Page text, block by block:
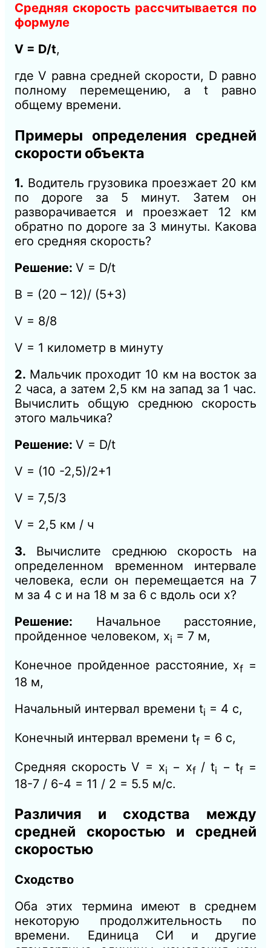
Средняя скорость рассчитывается по
формуле
V = D/t,
где V равна средней скорости, D равно
полному перемещению, а t равно
общему времени.
Примеры определения средней
скорости объекта
1. Водитель грузовика проезжает 20 км
по дороге за 5 минут. Затем он
разворачивается и проезжает 12 км
обратно по дороге за 3 минуты. Какова
его средняя скорость?
Решение: V = D/t
В = (20 – 12)/ (5+3)
V = 8/8
V = 1 километр в минуту
2. Мальчик проходит 10 км на восток за
2 часа, а затем 2,5 км на запад за 1 час.
Вычислить общую среднюю скорость
этого мальчика?
Решение: V = D/t
V = (10 -2,5)/2+1
V = 7,5/3
V = 2,5 км / ч
3. Вычислите среднюю скорость на
определенном временном интервале
человека, если он перемещается на 7
м за 4 с и на 18 м за 6 с вдоль оси х?
Решение: Начальное расстояние,
пройденное человеком, xi = 7 м,
Конечное пройденное расстояние, xf =
18 м,
Начальный интервал времени ti = 4 с,
Конечный интервал времени tf = 6 с,
Средняя скорость V = xi − xf/ ti − tf =
18-7 / 6-4 = 11 / 2 = 5.5 м/с.
Различия и сходства между
средней скоростью и средней
скоростью
Сходство
Оба этих термина имеют в среднем
некоторую продолжительность по
времени. Единица СИ и другие